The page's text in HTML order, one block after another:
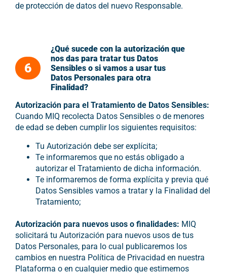
de protección de datos del nuevo Responsable.
6
¿Qué sucede con la autorización que
nos das para tratar tus Datos
Sensibles o si vamos a usar tus
Datos Personales para otra
Finalidad?
Autorización para el Tratamiento de Datos Sensibles:
Cuando MIQ recolecta Datos Sensibles o de menores
de edad se deben cumplir los siguientes requisitos:
Tu Autorización debe ser explícita;
Te informaremos que no estás obligado a
autorizar el Tratamiento de dicha información.
Te informaremos de forma explícita y previa qué
Datos Sensibles vamos a tratar y la Finalidad del
Tratamiento;
Autorización para nuevos usos o finalidades: MIQ
solicitará tu Autorización para nuevos usos de tus
Datos Personales, para lo cual publicaremos los
cambios en nuestra Política de Privacidad en nuestra
Plataforma o en cualquier medio que estimemos